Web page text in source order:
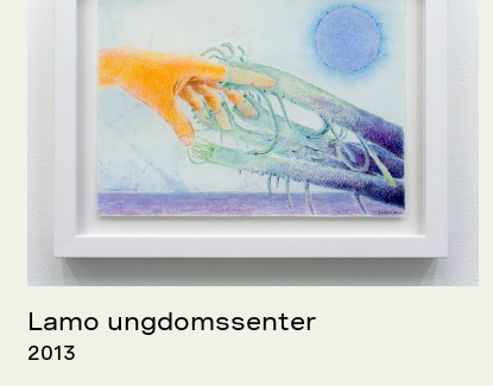
Lamo ungdomssenter
2013